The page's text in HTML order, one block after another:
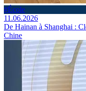
#École
11.06.2026
De Hainan à Shanghai :
Chine